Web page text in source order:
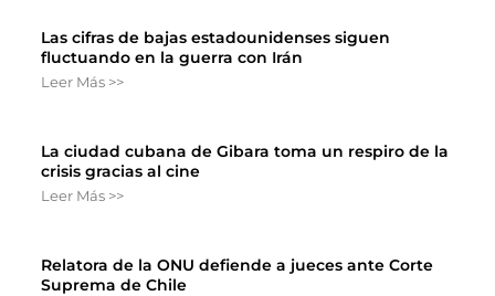
Las cifras de bajas estadounidenses siguen
fluctuando en la guerra con Irán
Leer Más >>
La ciudad cubana de Gibara toma un respiro de la
crisis gracias al cine
Leer Más >>
Relatora de la ONU defiende a jueces ante Corte
Suprema de Chile